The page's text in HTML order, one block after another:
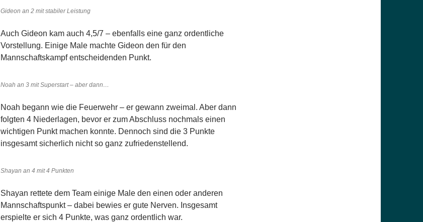
Gideon an 2 mit stabiler Leistung
Auch Gideon kam auch 4,5/7 – ebenfalls eine ganz ordentliche
Vorstellung. Einige Male machte Gideon den für den
Mannschaftskampf entscheidenden Punkt.
Noah an 3 mit Superstart – aber dann…
Noah begann wie die Feuerwehr – er gewann zweimal. Aber dann
folgten 4 Niederlagen, bevor er zum Abschluss nochmals einen
wichtigen Punkt machen konnte. Dennoch sind die 3 Punkte
insgesamt sicherlich nicht so ganz zufriedenstellend.
Shayan an 4 mit 4 Punkten
Shayan rettete dem Team einige Male den einen oder anderen
Mannschaftspunkt – dabei bewies er gute Nerven. Insgesamt
erspielte er sich 4 Punkte, was ganz ordentlich war.